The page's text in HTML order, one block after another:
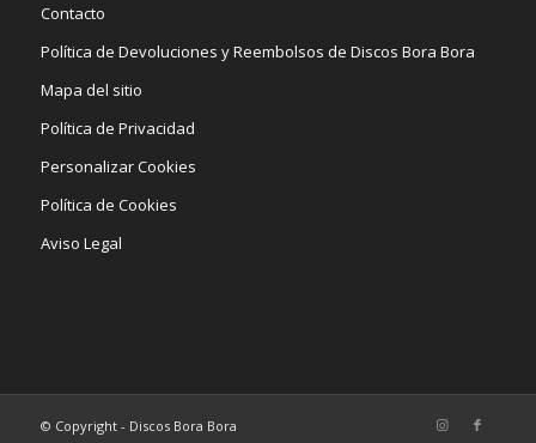
Contacto
Política de Devoluciones y Reembolsos de Discos Bora Bora
Mapa del sitio
Política de Privacidad
Personalizar Cookies
Política de Cookies
Aviso Legal
© Copyright - Discos Bora Bora